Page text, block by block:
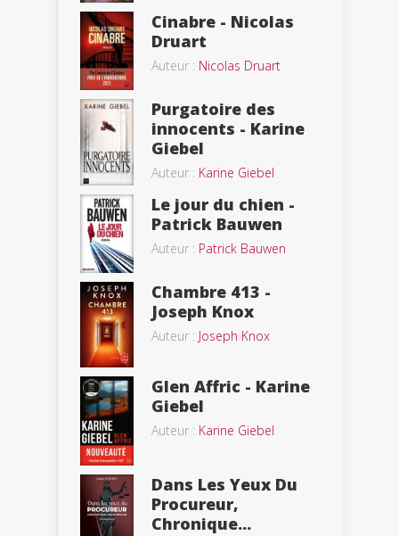
Cinabre - Nicolas
Druart
Auteur : Nicolas Druart
Purgatoire des
innocents - Karine
Giebel
Auteur : Karine Giebel
Le jour du chien -
Patrick Bauwen
Auteur : Patrick Bauwen
Chambre 413 -
Joseph Knox
Auteur : Joseph Knox
Glen Affric - Karine
Giebel
Auteur : Karine Giebel
Dans Les Yeux Du
Procureur,
Chronique...